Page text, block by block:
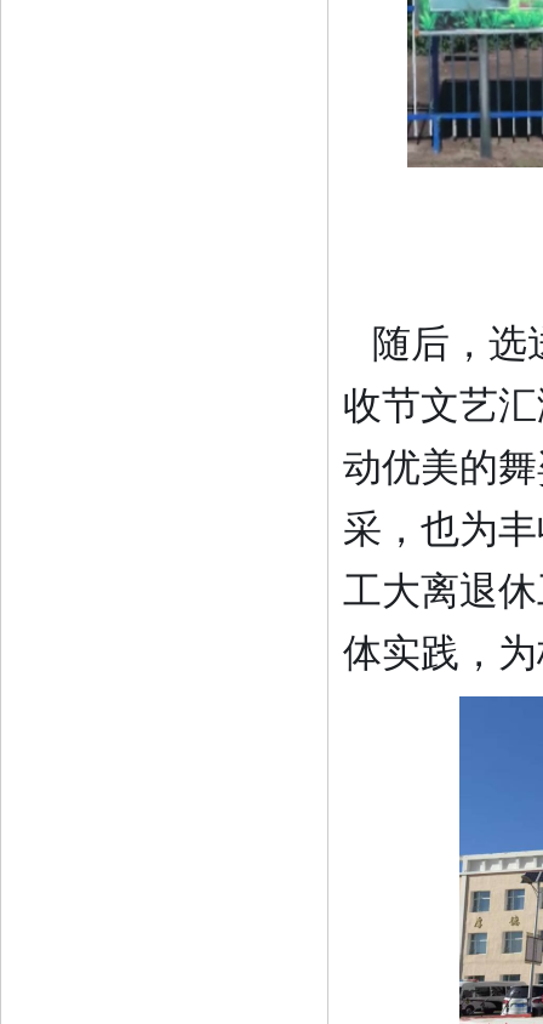
随后，选
收节文艺
动优美的
采，也为
工大离退
体实践， 为